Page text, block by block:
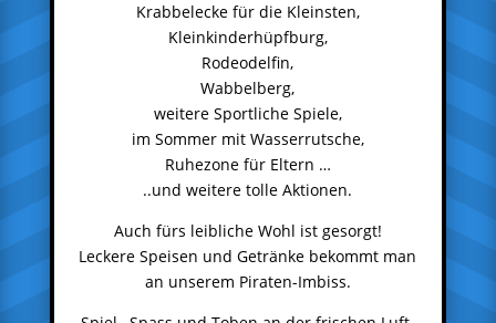
Krabbelecke für die Kleinsten,
Kleinkinderhüpfburg,
Rodeodelfin,
Wabbelberg,
weitere Sportliche Spiele,
im Sommer mit Wasserrutsche,
Ruhezone für Eltern …
..und weitere tolle Aktionen.
Auch fürs leibliche Wohl ist gesorgt!
Leckere Speisen und Getränke bekommt man
an unserem Piraten-Imbiss.